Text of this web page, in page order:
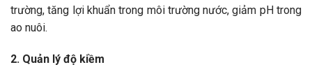
trường, tăng lợi khuẩn trong môi trường nước, giảm pH trong
ao nuôi.
2. Quản lý độ kiềm